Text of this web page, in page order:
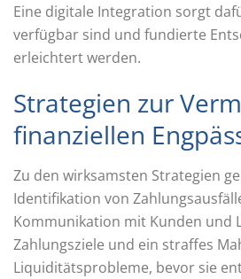
Eine digitale Integration sorgt
verfügbar sind und fundierte
erleichtert werden.
Strategien zur
finanziellen
Zu den wirksamsten Strategien
Identifikation von
Kommunikation mit Kunden und
Zahlungsziele und ein straffes
Liquiditätsprobleme, bevor sie